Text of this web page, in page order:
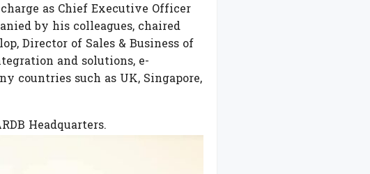
as Chief Executive Officer
by his colleagues, chaired
Director of Sales & Business of
and solutions, e-
countries such as UK, Singapore,
Headquarters.